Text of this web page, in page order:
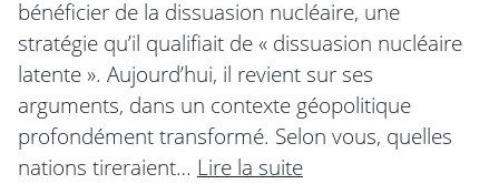
bénéficier de la dissuasion nucléaire, une
stratégie qu’il qualifiait de « dissuasion nucléaire
latente ». Aujourd’hui, il revient sur ses
arguments, dans un contexte géopolitique
profondément transformé. Selon vous, quelles
nations tireraient… Lire la suite